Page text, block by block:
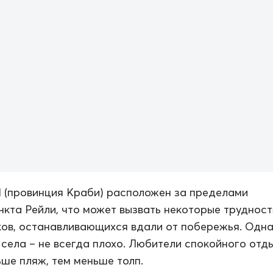
Краби) расположен за пределами
Рейли, что может вызвать некоторые
останавливающихся вдали от побережья.
– не всегда плохо. Любители спокойного
пляж, тем меньше толп.